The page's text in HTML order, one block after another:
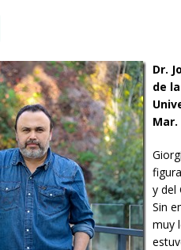
Dr.
de
Mar.
y del
Sin
muy